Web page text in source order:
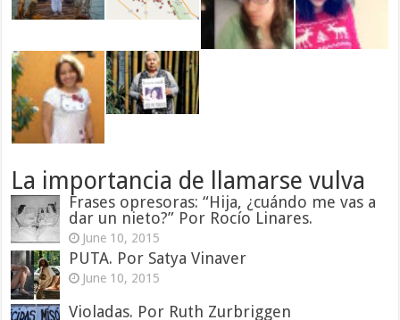
La importancia de llamarse vulva
Frases opresoras: “Hija, ¿cuándo me vas a
dar un nieto?” Por Rocío Linares.
June 10, 2015
PUTA. Por Satya Vinaver
June 10, 2015
Violadas. Por Ruth Zurbriggen